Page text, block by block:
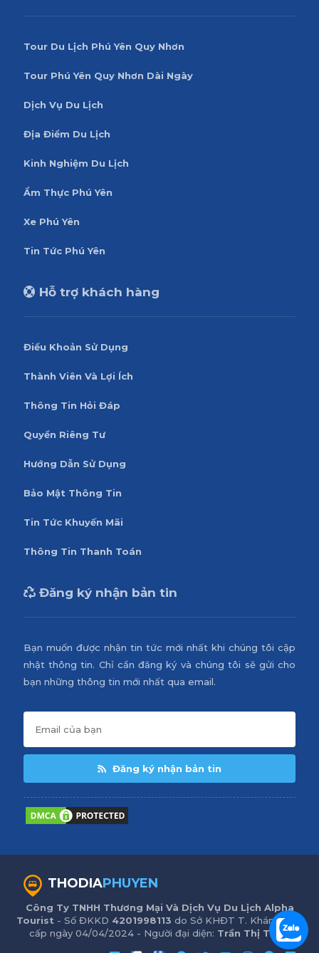
Tour Du Lịch Phú Yên Quy Nhơn
Tour Phú Yên Quy Nhơn Dài Ngày
Dịch Vụ Du Lịch
Địa Điểm Du Lịch
Kinh Nghiệm Du Lịch
Ẩm Thực Phú Yên
Xe Phú Yên
Tin Tức Phú Yên
Hỗ trợ khách hàng
Điều Khoản Sử Dụng
Thành Viên Và Lợi Ích
Thông Tin Hỏi Đáp
Quyền Riêng Tư
Hướng Dẫn Sử Dụng
Bảo Mật Thông Tin
Tin Tức Khuyến Mãi
Thông Tin Thanh Toán
Đăng ký nhận bản tin
Bạn muốn được nhận tin tức mới nhất khi chúng tôi cập
nhật thông tin. Chỉ cần đăng ký và chúng tôi sẽ gửi cho
bạn những thông tin mới nhất qua email.
Đăng ký nhận bản tin
THODIAPHUYEN
Công Ty TNHH Thương Mại Và Dịch Vụ Du Lịch Alpha
Tourist - Số ĐKKD 4201998113 do Sở KHĐT T. Khánh Hòa
cấp ngày 04/04/2024 - Người đại diện: Trần Thị Trinh